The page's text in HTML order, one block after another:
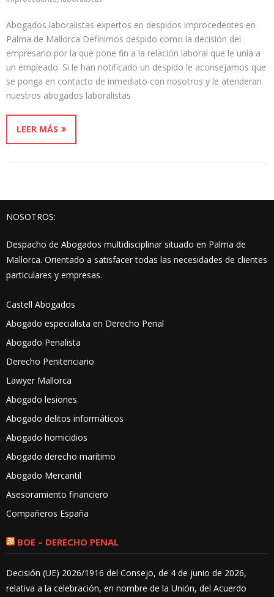
Abogados laboralistas expertos en despidos improcedentes en
Palma de Mallorca Definimos despido como la decisión del
empresario por la que pone fin a la relación laboral que le unía a
un empleado. Si le han notificado un despido le aconsejamos que
se ponga en contacto de inmediato con nosotros y le atenderan
nuestros abogados laboralistas
LEER MÁS
NOSOTROS:
Despacho de Abogados multidisciplinar situado en Palma de
Mallorca. Orientado a satisfacer todas las necesidades de clientes
particulares y empresas.
Castell Abogados
Abogado especialista en Derecho Penal
Abogado Penalista
Derecho Penitenciario
Lawyer Mallorca
Abogado lesiones
Abogado delitos informáticos
Abogado homicidios
Abogado derecho marítimo
Abogado Mercantil
Asesoramiento financiero
Compañeros España
BOE – DERECHO PENAL
Decisión (UE) 2026/1916 del Consejo, de 4 de junio de 2026,
relativa a la celebración, en nombre de la Unión, del Acuerdo